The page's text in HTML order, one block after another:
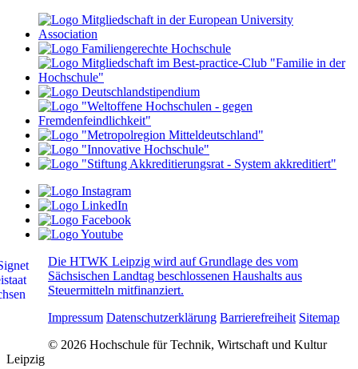
Die HTWK Leipzig wird auf Grundlage des vom
Sächsischen Landtag beschlossenen Haushalts aus
Steuermitteln mitfinanziert.
Impressum Datenschutzerklärung Barrierefreiheit Sitemap
© 2026 Hochschule für Technik, Wirtschaft und Kultur
Leipzig